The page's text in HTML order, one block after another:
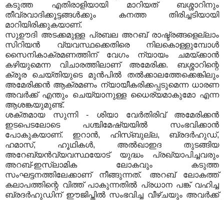
കടുത്ത എതിരാളിയായി മാറിയത് ബശ്ശാറിനും
തീവ്രവാദിക്കൂട്ടങ്ങള്‍ക്കും കനത്ത തിരിച്ചടിയായി
മാറിയിരിക്കുകയാണ്.
സുഊദി അടക്കമുള്ള പ്രബല അറബ് രാഷ്ട്രങ്ങളെല്ലാം
സിറിയന്‍ വ്യവസ്ഥക്കെതിരെ നിലകൊള്ളുമ്പോള്‍
സൈനികാക്രമണത്തിന് വേഗം ന്യായം ചമയ്ക്കാന്‍
കഴിയുമെന്ന വിചാരത്തിലാണ് അമേരിക്ക. ബശ്ശാറിന്റെ
ക്രൂര ചെയ്തിയുടെ മുന്‍പില്‍ തല്‍ക്കാലത്തേക്കെങ്കിലും
അമേരിക്കന്‍ ആക്രമണം ന്യായീകരിക്കപ്പടുമെന്ന ധാരണ
അവര്‍ക്ക് എന്തും ചെയ്യാനുള്ള ധൈര്യമാകുമോ എന്ന
ആശങ്കയുമുണ്ട്.
ശക്തമായ സുന്നി - ശിയാ വേര്‍തിരിവ് അമേരിക്കന്‍
ഇടപെടലോടെ പശ്ചിമേഷ്യയില്‍ സംഭവിക്കാന്‍
പോകുകയാണ്. ഇറാന്‍, ഹിസ്ബുല്ല, ബ്രദര്‍ഹുഡ്,
ഹമാസ്, ഹൂഥികള്‍, അല്‍ഖാഇദ തുടങ്ങിയ
അറേബ്യന്‍വ്യവസ്ഥയോട് യുദ്ധം പ്രഖ്യാപിച്ചവരും
അറബ്-ഇസ്‌ലാമിക ലോകവും കടുത്ത
സംഘട്ടനത്തിലേക്കാണ് നീങ്ങുന്നത്. അറബ് ലോകത്ത്
കലാപത്തിന്റെ വിത്ത് പാകുന്നതില്‍ പ്രധാന പങ്ക് വഹിച്ച
ബ്രദര്‍ഹുഡിന് ഈജിപ്തില്‍ സംഭവിച്ച വീഴ്ചയും അവര്‍ക്ക്